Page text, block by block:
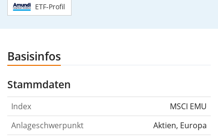
ETF-Profil
Basisinfos
Stammdaten
Index
MSCI EMU
Anlageschwerpunkt
Aktien, Europa